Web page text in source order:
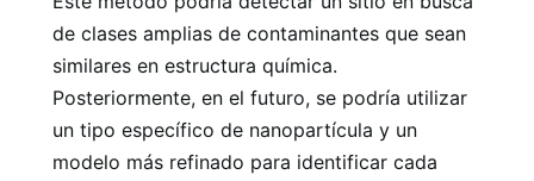
de clases amplias de contaminantes que sean
similares en estructura química.
Posteriormente, en el futuro, se podría utilizar
un tipo específico de nanopartícula y un
modelo más refinado para identificar cada